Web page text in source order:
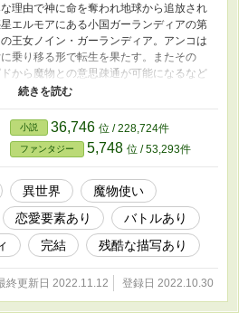
理由で神に命を奪われ地球から追放され
エルモアにある小国ガーランディアの第
王女ノイン・ガーランディア。アンコは
乗り移る形で転生を果たす。またその
から魔物との意思疎通が可能になるなど
。ところが、死産する予定であった為に
る腹違いの兄ルイン・ガーランディアが
王妃共々追放されていたことで、自身も
われていた。それでも献身的に世話をし
アリーシャがいた為、三歳までは平穏に
二人も実はノインがギフトを用いたら始
ナから命じられていた暗殺者だった。ノ
の事実を知り、またエルモアの力添えで
脱する。その森で帝国の第一皇子ドルモ
皇子ルシウスと出会い、その危機を救
ばらく森で過ごし、魔物を仲間にしなが
に出た町でロディとアリーシャに遭遇す
だったが、二人は既に非情なルリアナを見
あるノルギス王に忠誠を誓っていたこと
小説 36,746 位 / 228,724件
ファンタジー 5,748 位 / 53,293件
異世界
魔物使い
恋愛要素あり
バトルあり
完結 残酷な描写あり
終更新日 2022.11.12 登録日 2022.10.30